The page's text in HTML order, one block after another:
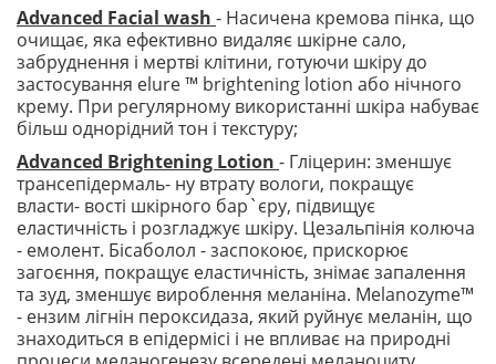
Advanced Facial wash - Насичена кремова пінка, що
очищає, яка ефективно видаляє шкірне сало,
забруднення і мертві клітини, готуючи шкіру до
застосування elure ™ brightening lotion або нічного
крему. При регулярному використанні шкіра набуває
більш однорідний тон і текстуру;
Advanced Brightening Lotion - Гліцерин: зменшує
трансепідермаль- ну втрату вологи, покращує
власти- вості шкірного бар`єру, підвищує
еластичність і розгладжує шкіру. Цезальпінія колюча
- емолент. Бісаболол - заспокоює, прискорює
загоєння, покращує еластичність, знімає запалення
та зуд, зменшує вироблення меланіна. Melanozyme™
- ензим лігнін пероксидаза, який руйнує меланін, що
знаходиться в епідермісі і не впливає на природні